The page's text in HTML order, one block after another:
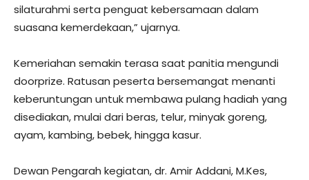
silaturahmi serta penguat kebersamaan dalam
suasana kemerdekaan,” ujarnya.
Kemeriahan semakin terasa saat panitia mengundi
doorprize. Ratusan peserta bersemangat menanti
keberuntungan untuk membawa pulang hadiah yang
disediakan, mulai dari beras, telur, minyak goreng,
ayam, kambing, bebek, hingga kasur.
Dewan Pengarah kegiatan, dr. Amir Addani, M.Kes,